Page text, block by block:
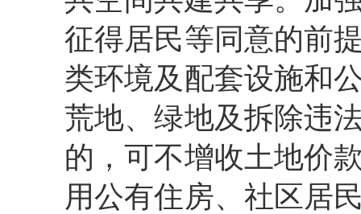
征得居民等同意的前
类环境及配套设施和
荒地、绿地及拆除违
的，可不增收土地价
用公有住房、社区居